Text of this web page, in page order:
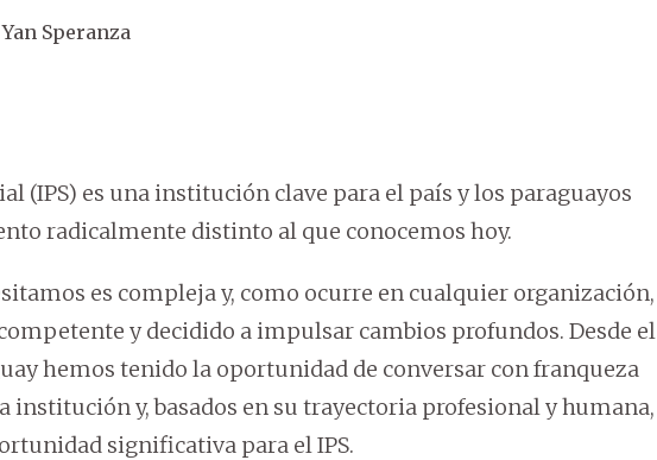
Yan Speranza
(IPS) es una institución clave para el país y los paraguayos
radicalmente distinto al que conocemos hoy.
es compleja y, como ocurre en cualquier organización,
y decidido a impulsar cambios profundos. Desde el
hemos tenido la oportunidad de conversar con franqueza
institución y, basados en su trayectoria profesional y humana,
significativa para el IPS.